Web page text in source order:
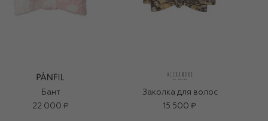
Бант
22 000 ₽
Заколка для волос
15 500 ₽